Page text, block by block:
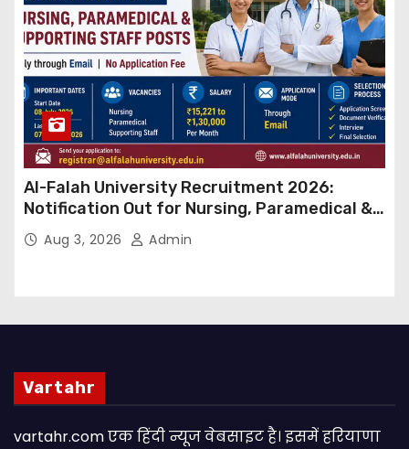
Al-Falah University Recruitment 2026:
Notification Out for Nursing, Paramedical &
Supporting Staff Posts, Apply Through Email
Aug 3, 2026 Admin
Vartahr
vartahr.com एक हिंदी न्यूज वेबसाइट है। इसमें हरियाणा